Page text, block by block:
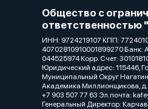
Общество с
ответственностью
ИНН: 9724219107 КПП:
40702810910001899270 Банк:
044525974 Корр. Счет:
Юридический адрес: 115446,
Муниципальный Округ
Академика Миллионщикова,
+7 903 507 77 63 Эл.почта:
Генеральный Директор: